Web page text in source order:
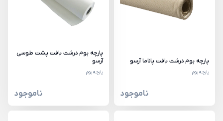
پارچه بوم درشت بافت پاناما آرسو
پارچه بوم
ناموجود
پارچه بوم درشت بافت پشت طوسی
آرسو
پارچه بوم
ناموجود